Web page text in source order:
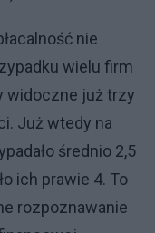
nie
wielu firm
widoczne już trzy
Już wtedy na
średnio 2,5
ich prawie 4. To
rozpoznawanie